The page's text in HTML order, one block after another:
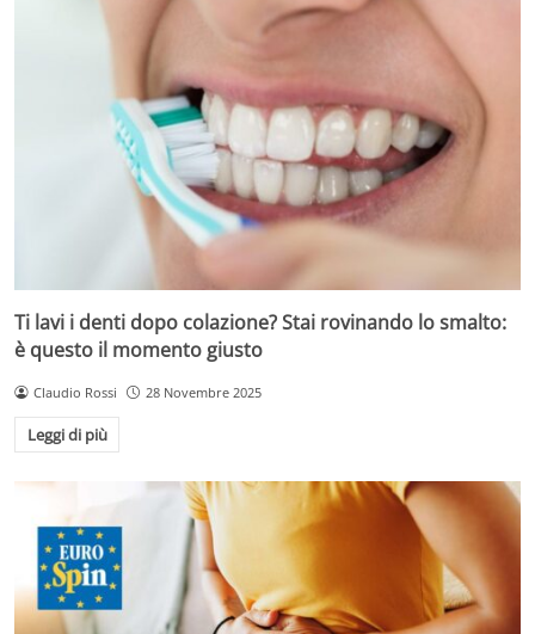
Ti lavi i denti dopo colazione? Stai rovinando lo smalto:
è questo il momento giusto
Claudio Rossi 28 Novembre 2025
Leggi di più